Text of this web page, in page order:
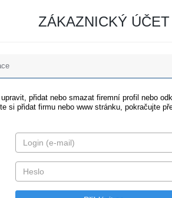
ZÁKAZNICKÝ ÚČET
přidat nebo smazat firemní profil nebo
si přidat firmu nebo www stránku, pokračujte